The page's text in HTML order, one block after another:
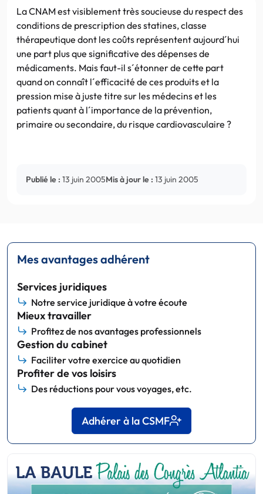
La CNAM est visiblement très soucieuse du respect des
conditions de prescription des statines, classe
thérapeutique dont les coûts représentent aujourd´hui
une part plus que significative des dépenses de
médicaments. Mais faut-il s´étonner de cette part
quand on connaît l´efficacité de ces produits et la
pression mise à juste titre sur les médecins et les
patients quant à l´importance de la prévention,
primaire ou secondaire, du risque cardiovasculaire ?
Publié le : 13 juin 2005Mis à jour le : 13 juin 2005
Mes avantages adhérent
Services juridiques
Notre service juridique à votre écoute
Mieux travailler
Profitez de nos avantages professionnels
Gestion du cabinet
Faciliter votre exercice au quotidien
Profiter de vos loisirs
Des réductions pour vous voyages, etc.
Adhérer à la CSMF